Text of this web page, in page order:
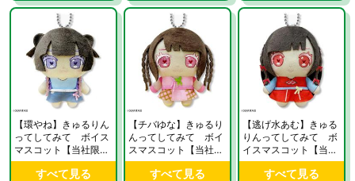
【環やね】きゅるりん
ってしてみて ボイス
マスコット【当社限
定】
すべて見る
【チバゆな】きゅるり
んってしてみて ボイ
スマスコット【当社限
定】
すべて見る
【逃げ水あむ】きゅる
りんってしてみて ボ
イスマスコット【当社
限定】
すべて見る